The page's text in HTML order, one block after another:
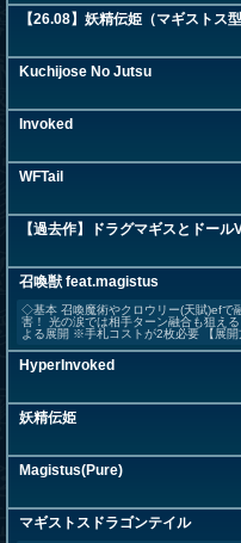
【26.08】妖精伝姫（マギストス型
Kuchijose No Jutsu
Invoked
WFTail
【過去作】ドラグマギスとドール
召喚獣 feat.magistus
◇基本 召喚魔術やクロウリー(天賦)efで
害！ 光の涙では相手ターン融合も狙え
よる展開 ※手札コストが2枚必要 【展
HyperInvoked
妖精伝姫
Magistus(Pure)
マギストスドラゴンテイル